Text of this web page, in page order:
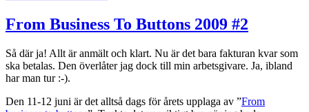
From Business To Buttons 2009 #2
Så där ja! Allt är anmält och klart. Nu är det bara fakturan kvar som
ska betalas. Den överlåter jag dock till min arbetsgivare. Ja, ibland
har man tur :-).
Den 11-12 juni är det alltså dags för årets upplaga av ”From